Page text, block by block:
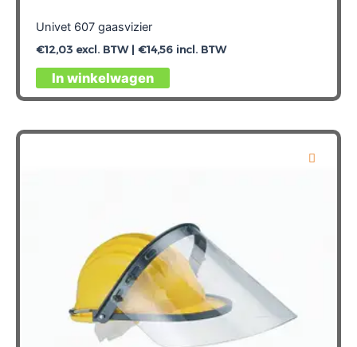
Univet 607 gaasvizier
€12,03excl. BTW | €14,56incl. BTW
In winkelwagen